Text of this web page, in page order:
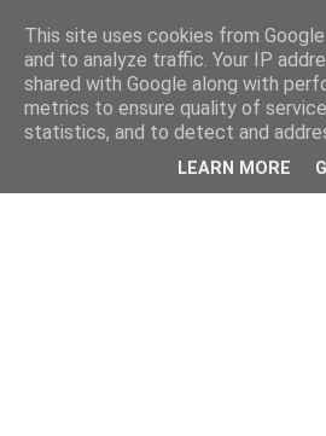
This site uses cookies from
and to analyze traffic. Your IP
shared with Google along with
metrics to ensure quality of
statistics, and to detect and
LEARN MORE